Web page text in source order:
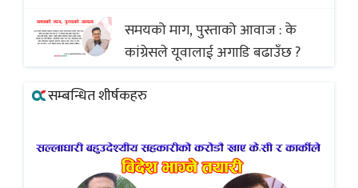
समयको माग, पुस्ताको आवाज : के
कांग्रेसले यूवालाई अगाडि बढाउँछ ?
सम्बन्धित शीर्षकहरु